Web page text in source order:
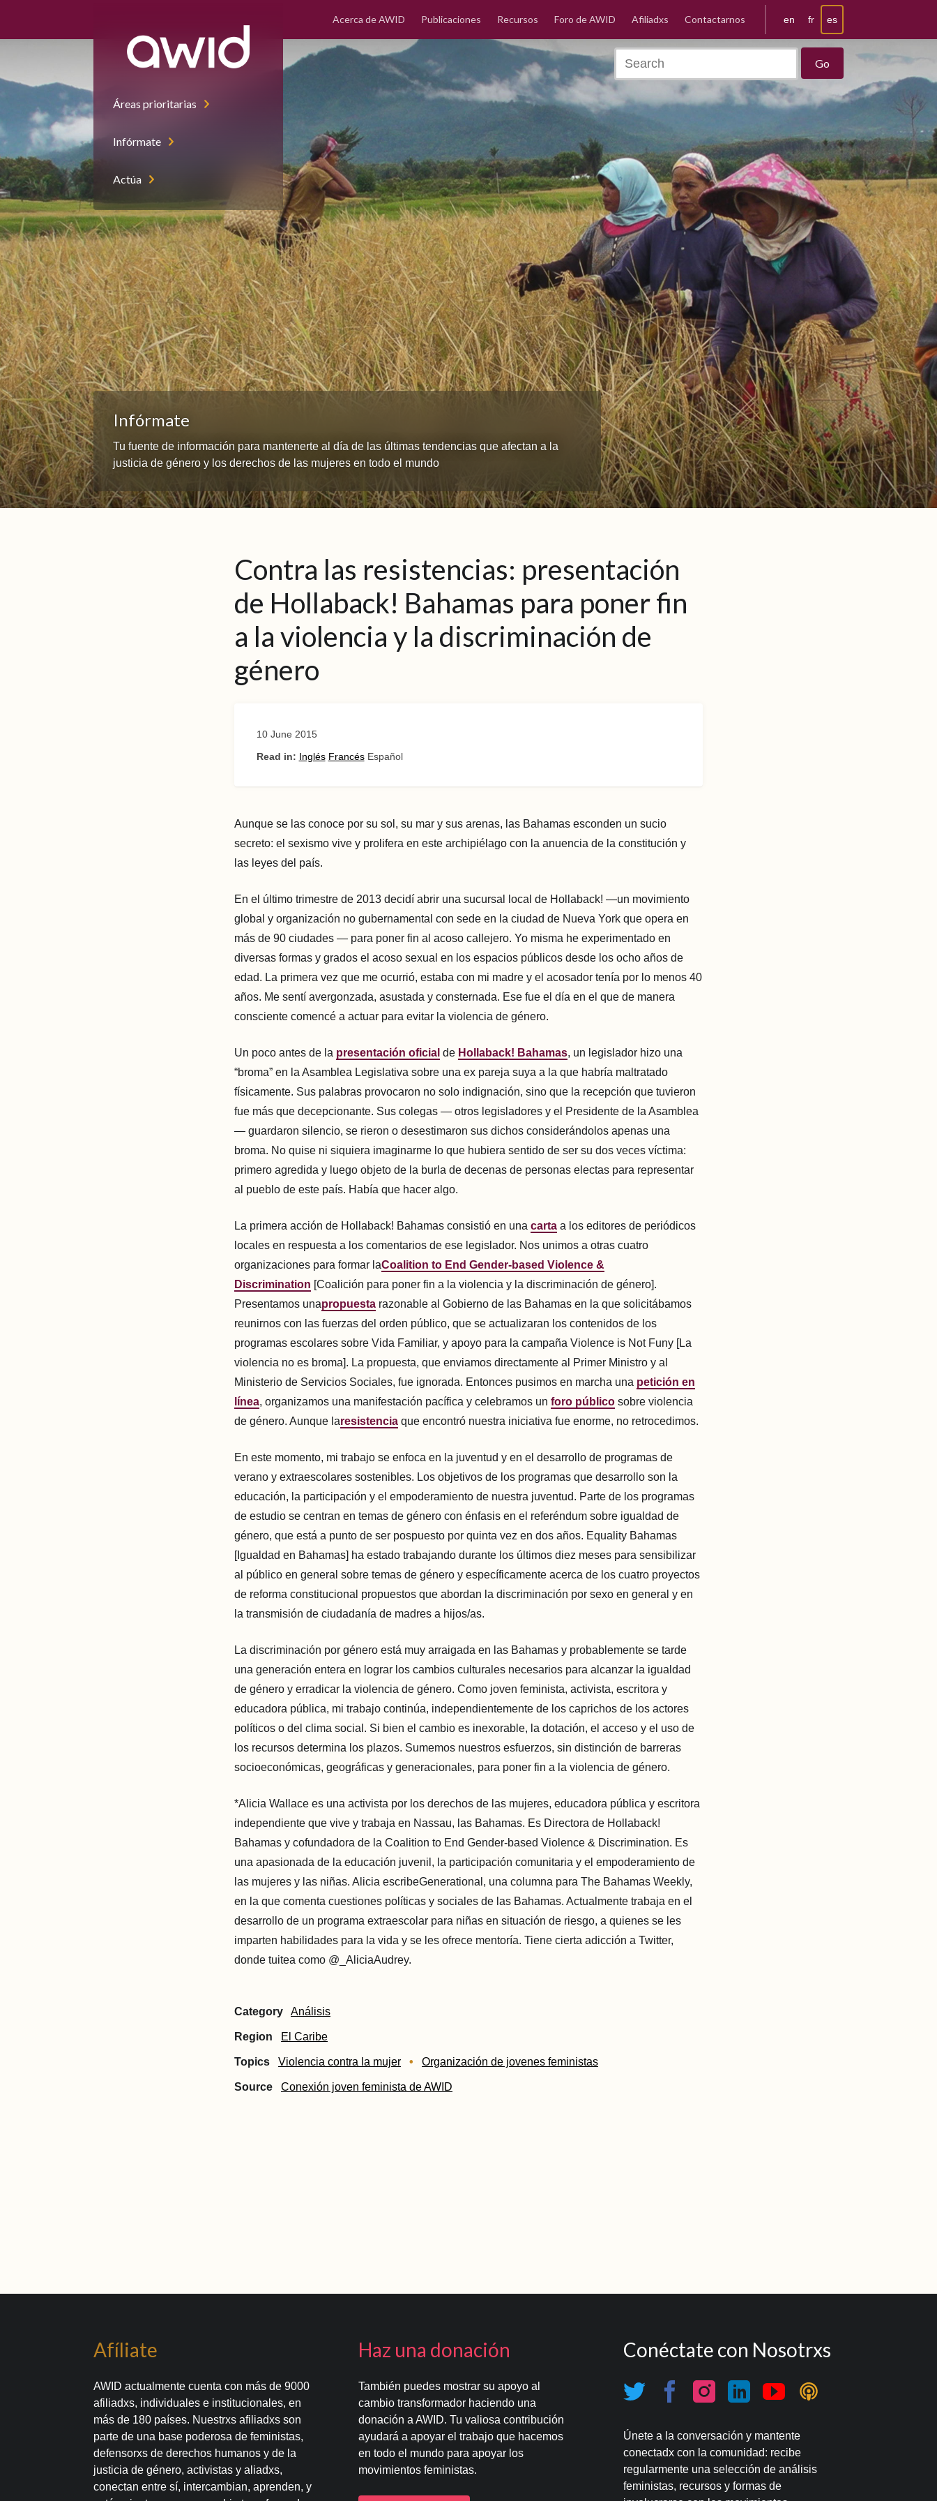
Áreas prioritarias
Infórmate
Actúa
en fr es
Acerca de AWID Publicaciones Recursos Foro de AWID Afiliadxs Contactarnos
Infórmate
Tu fuente de información para mantenerte al día de las últimas tendencias que afectan a la
justicia de género y los derechos de las mujeres en todo el mundo
Contra las resistencias: presentación
de Hollaback! Bahamas para poner fin
a la violencia y la discriminación de
género
10 June 2015
Read in: Inglés Francés Español
Aunque se las conoce por su sol, su mar y sus arenas, las Bahamas esconden un sucio
secreto: el sexismo vive y prolifera en este archipiélago con la anuencia de la constitución y
las leyes del país.
En el último trimestre de 2013 decidí abrir una sucursal local de Hollaback! —un movimiento
global y organización no gubernamental con sede en la ciudad de Nueva York que opera en
más de 90 ciudades — para poner fin al acoso callejero. Yo misma he experimentado en
diversas formas y grados el acoso sexual en los espacios públicos desde los ocho años de
edad. La primera vez que me ocurrió, estaba con mi madre y el acosador tenía por lo menos 40
años. Me sentí avergonzada, asustada y consternada. Ese fue el día en el que de manera
consciente comencé a actuar para evitar la violencia de género.
Un poco antes de la presentación oficial de Hollaback! Bahamas, un legislador hizo una
“broma” en la Asamblea Legislativa sobre una ex pareja suya a la que habría maltratado
físicamente. Sus palabras provocaron no solo indignación, sino que la recepción que tuvieron
fue más que decepcionante. Sus colegas — otros legisladores y el Presidente de la Asamblea
— guardaron silencio, se rieron o desestimaron sus dichos considerándolos apenas una
broma. No quise ni siquiera imaginarme lo que hubiera sentido de ser su dos veces víctima:
primero agredida y luego objeto de la burla de decenas de personas electas para representar
al pueblo de este país. Había que hacer algo.
La primera acción de Hollaback! Bahamas consistió en una carta a los editores de periódicos
locales en respuesta a los comentarios de ese legislador. Nos unimos a otras cuatro
organizaciones para formar laCoalition to End Gender-based Violence &
Discrimination [Coalición para poner fin a la violencia y la discriminación de género].
Presentamos unapropuesta razonable al Gobierno de las Bahamas en la que solicitábamos
reunirnos con las fuerzas del orden público, que se actualizaran los contenidos de los
programas escolares sobre Vida Familiar, y apoyo para la campaña Violence is Not Funy [La
violencia no es broma]. La propuesta, que enviamos directamente al Primer Ministro y al
Ministerio de Servicios Sociales, fue ignorada. Entonces pusimos en marcha una petición en
línea, organizamos una manifestación pacífica y celebramos un foro público sobre violencia
de género. Aunque laresistencia que encontró nuestra iniciativa fue enorme, no retrocedimos.
En este momento, mi trabajo se enfoca en la juventud y en el desarrollo de programas de
verano y extraescolares sostenibles. Los objetivos de los programas que desarrollo son la
educación, la participación y el empoderamiento de nuestra juventud. Parte de los programas
de estudio se centran en temas de género con énfasis en el referéndum sobre igualdad de
género, que está a punto de ser pospuesto por quinta vez en dos años. Equality Bahamas
[Igualdad en Bahamas] ha estado trabajando durante los últimos diez meses para sensibilizar
al público en general sobre temas de género y específicamente acerca de los cuatro proyectos
de reforma constitucional propuestos que abordan la discriminación por sexo en general y en
la transmisión de ciudadanía de madres a hijos/as.
La discriminación por género está muy arraigada en las Bahamas y probablemente se tarde
una generación entera en lograr los cambios culturales necesarios para alcanzar la igualdad
de género y erradicar la violencia de género. Como joven feminista, activista, escritora y
educadora pública, mi trabajo continúa, independientemente de los caprichos de los actores
políticos o del clima social. Si bien el cambio es inexorable, la dotación, el acceso y el uso de
los recursos determina los plazos. Sumemos nuestros esfuerzos, sin distinción de barreras
socioeconómicas, geográficas y generacionales, para poner fin a la violencia de género.
*Alicia Wallace es una activista por los derechos de las mujeres, educadora pública y escritora
independiente que vive y trabaja en Nassau, las Bahamas. Es Directora de Hollaback!
Bahamas y cofundadora de la Coalition to End Gender-based Violence & Discrimination. Es
una apasionada de la educación juvenil, la participación comunitaria y el empoderamiento de
las mujeres y las niñas. Alicia escribeGenerational, una columna para The Bahamas Weekly,
en la que comenta cuestiones políticas y sociales de las Bahamas. Actualmente trabaja en el
desarrollo de un programa extraescolar para niñas en situación de riesgo, a quienes se les
imparten habilidades para la vida y se les ofrece mentoría. Tiene cierta adicción a Twitter,
donde tuitea como @_AliciaAudrey.
Category Análisis
Region El Caribe
Topics Violencia contra la mujer Organización de jovenes feministas
Source Conexión joven feminista de AWID
Afíliate
AWID actualmente cuenta con más de 9000
afiliadxs, individuales e institucionales, en
más de 180 países. Nuestrxs afiliadxs son
parte de una base poderosa de feministas,
defensorxs de derechos humanos y de la
justicia de género, activistas y aliadxs,
conectan entre sí, intercambian, aprenden, y
Haz una donación
También puedes mostrar su apoyo al
cambio transformador haciendo una
donación a AWID. Tu valiosa contribución
ayudará a apoyar el trabajo que hacemos
en todo el mundo para apoyar los
movimientos feministas.
Conéctate con Nosotrxs
Únete a la conversación y mantente
conectadx con la comunidad: recibe
regularmente una selección de análisis
feministas, recursos y formas de